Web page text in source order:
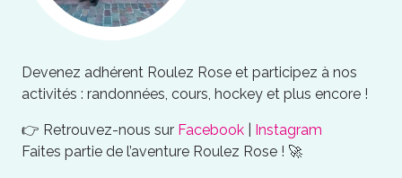
Devenez adhérent Roulez Rose et participez à nos
activités : randonnées, cours, hockey et plus encore !
👉 Retrouvez-nous sur Facebook
Instagram
Faites partie de l’aventure Roulez Rose ! 🚀